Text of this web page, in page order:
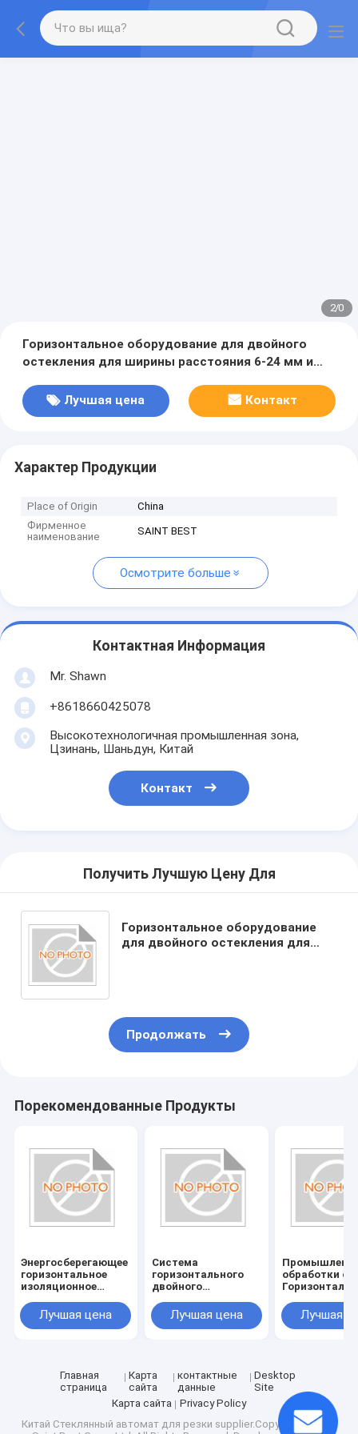
2/0
Горизонтальное оборудование для двойного
остекления для ширины расстояния 6-24 мм и
эффективности производства
Лучшая цена Контакт
Характер Продукции
Place of Origin
China
Фирменное
наименование
SAINT BEST
Осмотрите больше
Контактная Информация
Mr. Shawn
+8618660425078
Высокотехнологичная промышленная зона,
Цзинань, Шаньдун, Китай
Контакт
Получить Лучшую Цену Для
Горизонтальное оборудование
для двойного остекления для
Продолжать
Порекомендованные Продукты
Энергосберегающее
горизонтальное
изоляционное
остекленное стекло
с питанием
Лучшая цена
Система
горизонтального
двойного
питанием
380V/50Hz
Лучшая цена
обработки
стекло/
стекло с
Лучшая
Главная
страница
Карта
сайта
контактные
данные
Desktop
Site
Карта сайта
Privacy Policy
Китай Стеклянный автомат для резки supplier.Copyright © 2025